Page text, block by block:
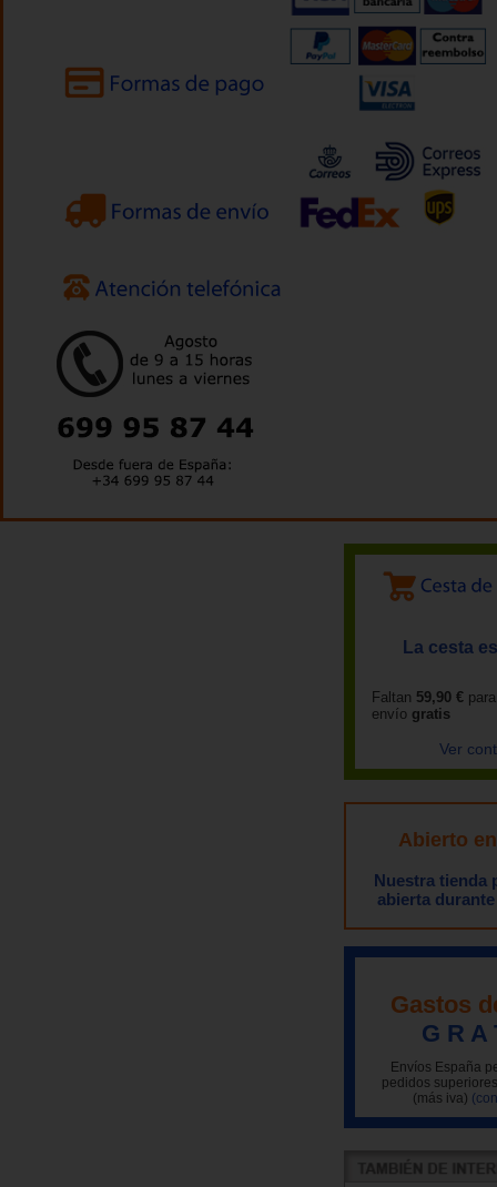
La cesta
Faltan 59,90 €
envío gratis
Ver
Abierto
Nuestra tienda
abierta
Gastos
G R A
Envíos España
pedidos
(más iva)